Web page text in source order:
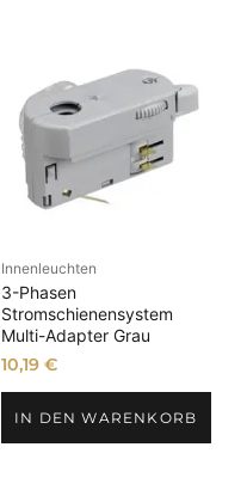
Innenleuchten
3-Phasen
Stromschienensystem
Multi-Adapter Grau
10,19 €
IN DEN WARENKORB